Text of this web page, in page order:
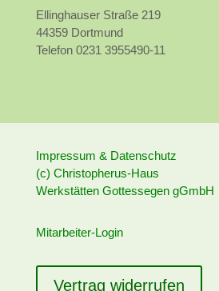
Ellinghauser Straße 219
44359 Dortmund
Telefon 0231 3955490-11
Impressum & Datenschutz
(c) Christopherus-Haus
Werkstätten Gottessegen gGmbH
Mitarbeiter-Login
Vertrag widerrufen